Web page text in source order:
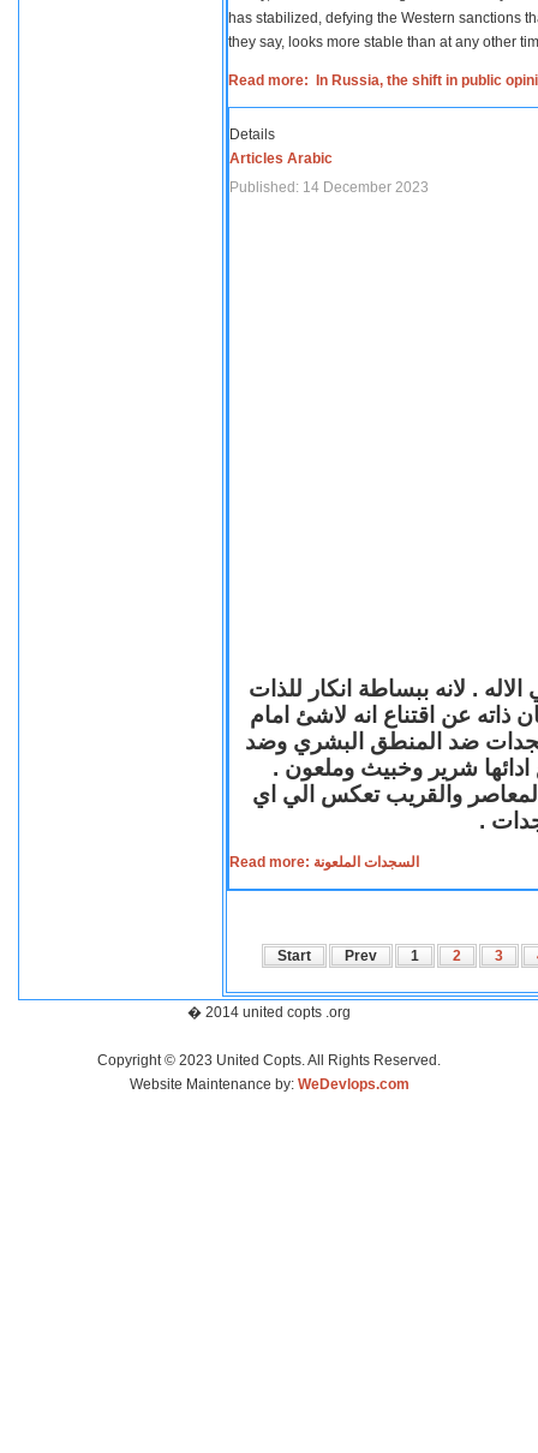
has stabilized, defying the Western sanctions
they say, looks more stable than at any other
Read more: In Russia, the shift in public
Details
Articles Arabic
Published: 14 December 2023
. لانه ببساطة انكار للذات
ذاته عن اقتناع انه لاشئ امام
ضد المنطق البشري وضد
ادائها شرير وخبيث وملعون .
المعاصر والقريب تعكس الي اي
.
Read more: السجدات الملعونة
Start Prev 1 2 3
� 2014 united copts .org
Copyright © 2023 United Copts. All Rights Reserved.
Website Maintenance by: WeDevlops.com